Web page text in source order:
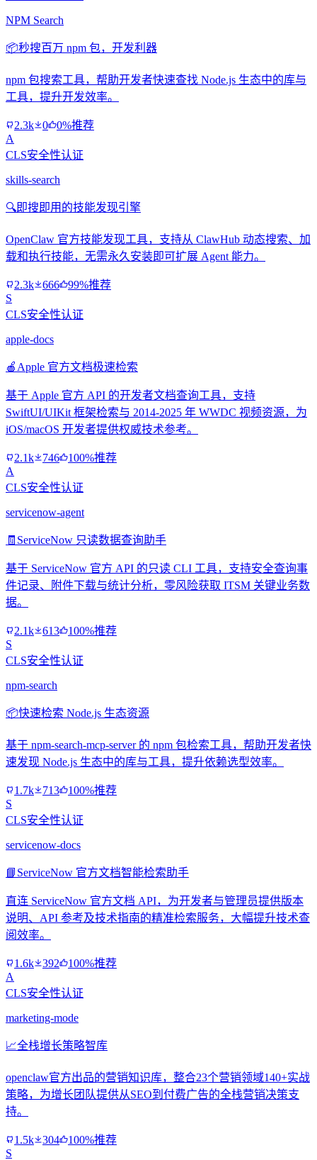
NPM Search
📦秒搜百万 npm 包，开发利器
npm 包搜索工具，帮助开发者快速查找 Node.js 生态中的库与
工具，提升开发效率。
2.3k 0
0%推荐
A
CLS安全性认证
skills-search
🔍即搜即用的技能发现引擎
OpenClaw 官方技能发现工具，支持从 ClawHub 动态搜索、加
载和执行技能，无需永久安装即可扩展 Agent 能力。
2.3k 666
99%推荐
S
CLS安全性认证
apple-docs
🍎 Apple 官方文档极速检索
基于 Apple 官方 API 的开发者文档查询工具，支持
SwiftUI/UIKit 框架检索与 2014-2025 年 WWDC 视频资源，为
iOS/macOS 开发者提供权威技术参考。
2.1k 746
100%推荐
A
CLS安全性认证
servicenow-agent
🧾 ServiceNow 只读数据查询助手
基于 ServiceNow 官方 API 的只读 CLI 工具，支持安全查询事
件记录、附件下载与统计分析，零风险获取 ITSM 关键业务数
据。
2.1k 613
100%推荐
S
CLS安全性认证
npm-search
📦快速检索 Node.js 生态资源
基于 npm-search-mcp-server 的 npm 包检索工具，帮助开发者快
速发现 Node.js 生态中的库与工具，提升依赖选型效率。
1.7k 713
100%推荐
S
CLS安全性认证
servicenow-docs
📘 ServiceNow 官方文档智能检索助手
直连 ServiceNow 官方文档 API，为开发者与管理员提供版本
说明、API 参考及技术指南的精准检索服务，大幅提升技术查
阅效率。
1.6k 392
100%推荐
A
CLS安全性认证
marketing-mode
📈全栈增长策略智库
openclaw官方出品的营销知识库，整合23个营销领域140+实战
策略，为增长团队提供从SEO到付费广告的全栈营销决策支
持。
1.5k 304
100%推荐
S